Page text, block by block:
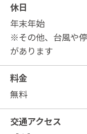
休日
年末年始
※その他、台風や
があります
料金
無料
交通アクセス